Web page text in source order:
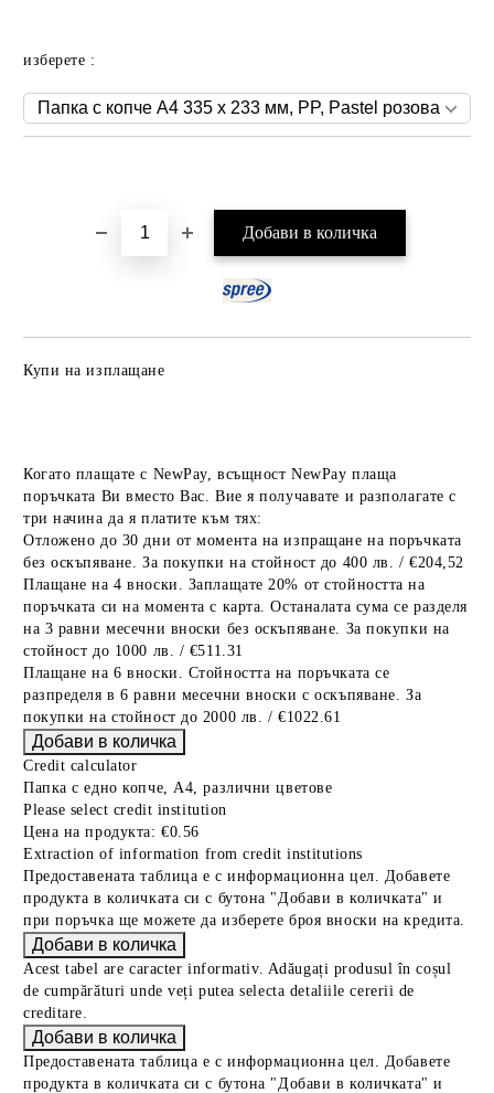
изберете :
Купи на изплащане
Когато плащате с NewPay, всъщност NewPay плаща
поръчката Ви вместо Вас. Вие я получавате и разполагате с
три начина да я платите към тях:
Отложено до 30 дни от момента на изпращане на поръчката
без оскъпяване. За покупки на стойност до 400 лв. / €204,52
Плащане на 4 вноски. Заплащате 20% от стойността на
поръчката си на момента с карта. Останалата сума се разделя
на 3 равни месечни вноски без оскъпяване. За покупки на
стойност до 1000 лв. / €511.31
Плащане на 6 вноски. Стойността на поръчката се
разпределя в 6 равни месечни вноски с оскъпяване. За
покупки на стойност до 2000 лв. / €1022.61
Credit calculator
Папка с едно копче, А4, различни цветове
Please select credit institution
Цена на продукта: €0.56
Extraction of information from credit institutions
Предоставената таблица е с информационна цел. Добавете
продукта в количката си с бутона "Добави в количката" и
при поръчка ще можете да изберете броя вноски на кредита.
Acest tabel are caracter informativ. Adăugați produsul în coșul
de cumpărături unde veți putea selecta detaliile cererii de
creditare.
Предоставената таблица е с информационна цел. Добавете
продукта в количката си с бутона "Добави в количката" и